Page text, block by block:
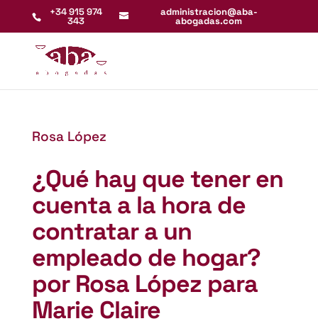
+34 915 974
343
administracion@aba-
abogadas.com
Rosa López
¿Qué hay que tener en
cuenta a la hora de
contratar a un
empleado de hogar?
por Rosa López para
Marie Claire